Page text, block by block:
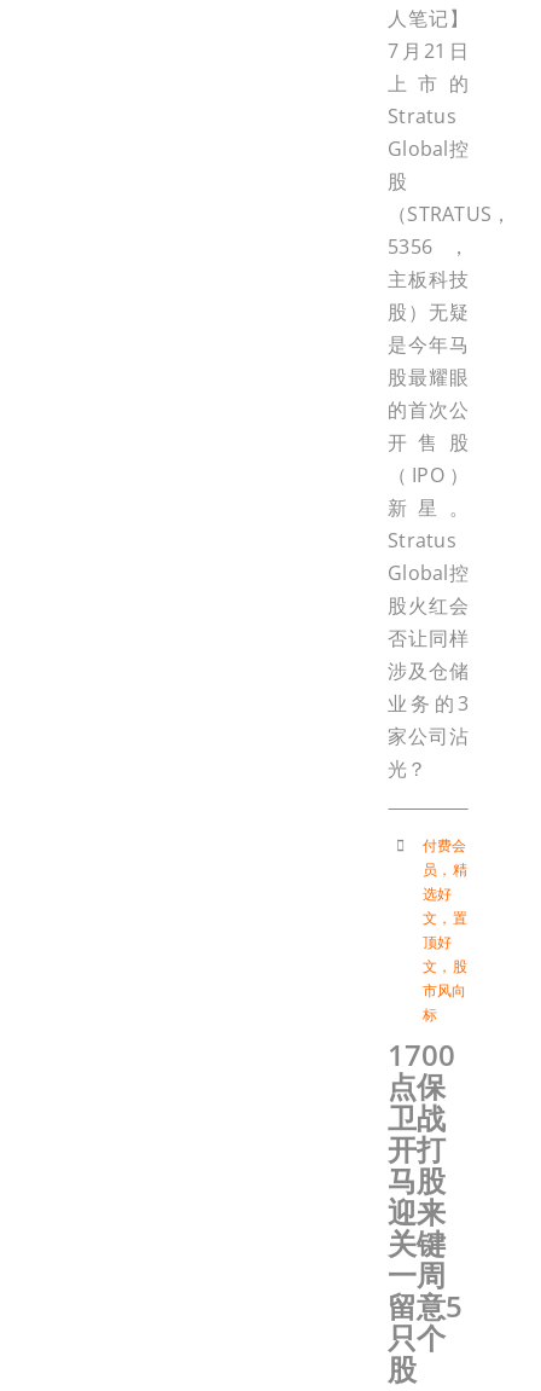
人笔记】
7月21日
上市的
Stratus
Global控
股
（STRATUS，
5356，
主板科技
股）无疑
是今年马
股最耀眼
的首次公
开售股
（IPO）
新星。
Stratus
Global控
股火红会
否让同样
涉及仓储
业务的3
家公司沾
光？
付费会
员 ， 精
选好
文 ， 置
顶好
文 ， 股
市风向
标
1700
点保
卫战
开打
马股
迎来
关键
一周
留意5
只个
股